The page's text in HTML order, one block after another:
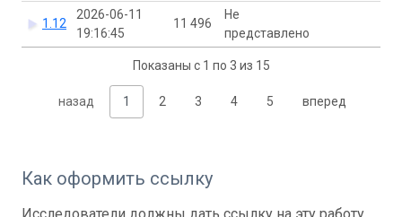
1.12
2026-06-11
19:16:45
11 496
Не
представлено
Показаны с 1 по 3 из 15
назад 1 2 3 4 5 вперед
Как оформить ссылку